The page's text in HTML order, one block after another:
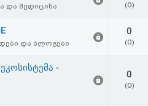
და მედიცინა (0)
და ბლოგები
0
(0)
-
0
(0)